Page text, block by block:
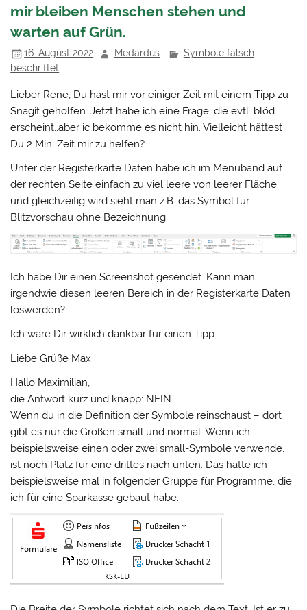
mir bleiben Menschen stehen und
warten auf Grün.
16. August 2022 Medardus
Symbole falsch
beschriftet
Lieber Rene, Du hast mir vor einiger Zeit mit einem Tipp zu
Snagit geholfen. Jetzt habe ich eine Frage, die evtl. blöd
erscheint..aber ic bekomme es nicht hin. Vielleicht hättest
Du 2 Min. Zeit mir zu helfen?
Unter der Registerkarte Daten habe ich im Menüband auf
der rechten Seite einfach zu viel leere von leerer Fläche
und gleichzeitig wird sieht man z.B. das Symbol für
Blitzvorschau ohne Bezeichnung.
Ich habe Dir einen Screenshot gesendet. Kann man
irgendwie diesen leeren Bereich in der Registerkarte Daten
loswerden?
Ich wäre Dir wirklich dankbar für einen Tipp
Liebe Grüße Max
Hallo Maximilian,
die Antwort kurz und knapp: NEIN.
Wenn du in die Definition der Symbole reinschaust – dort
gibt es nur die Größen small und normal. Wenn ich
beispielsweise einen oder zwei small-Symbole verwende,
ist noch Platz für eine drittes nach unten. Das hatte ich
beispielsweise mal in folgender Gruppe für Programme, die
ich für eine Sparkasse gebaut habe: